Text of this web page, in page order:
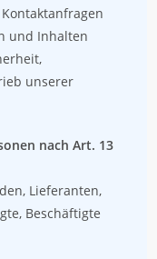
und Inhalten
unserer
nach Art. 13
Lieferanten,
Beschäftigte